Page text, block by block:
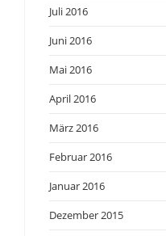
Juli 2016
Juni 2016
Mai 2016
April 2016
März 2016
Februar 2016
Januar 2016
Dezember 2015